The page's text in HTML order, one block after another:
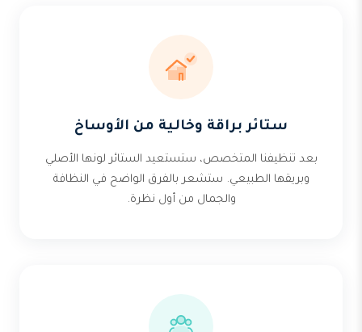
ستائر براقة وخالية من الأوساخ
بعد تنظيفنا المتخصص، ستستعيد الستائر لونها الأصلي
وبريقها الطبيعي. ستشعر بالفرق الواضح في النظافة
والجمال من أول نظرة.